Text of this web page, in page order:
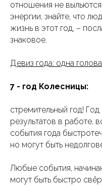
отношения не
энергии, знайте, что
жизнь в этот год, –
знаковое.
Девиз года: одна
7 - год Колесницы:
стремительный год!
результатов в
события года
но могут быть
Любые события,
могут быть быстро